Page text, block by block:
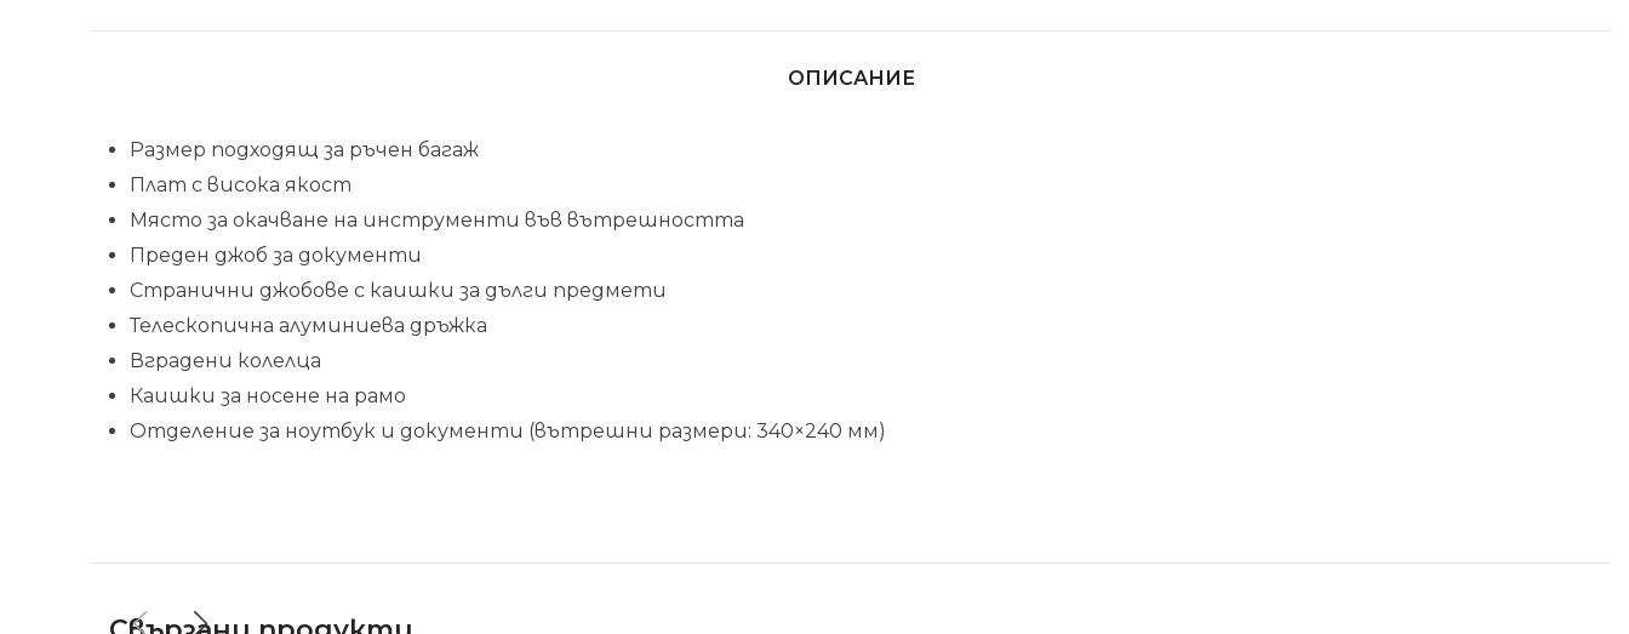
ОПИСАНИЕ
Размер подходящ за ръчен багаж
Плат с висока якост
Място за окачване на инструменти във вътрешността
Преден джоб за документи
Странични джобове с каишки за дълги предмети
Телескопична алуминиева дръжка
Вградени колелца
Каишки за носене на рамо
Отделение за ноутбук и документи (вътрешни размери: 340×240 мм)